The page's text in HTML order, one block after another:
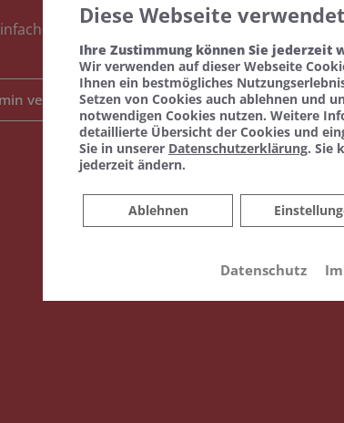
und bequem Online Termine anfragen!
vereinbaren
Diese Webseite
Ihre Zustimmung können Sie jederzeit
Wir verwenden auf dieser Webseite
Ihnen ein bestmögliches
Setzen von Cookies auch ablehnen und
notwendigen Cookies nutzen. Weitere
detaillierte Übersicht der Cookies und
Sie in unserer Datenschutzerklärung. Sie
jederzeit ändern.
Ablehnen
Ablehnen
Datenschutz